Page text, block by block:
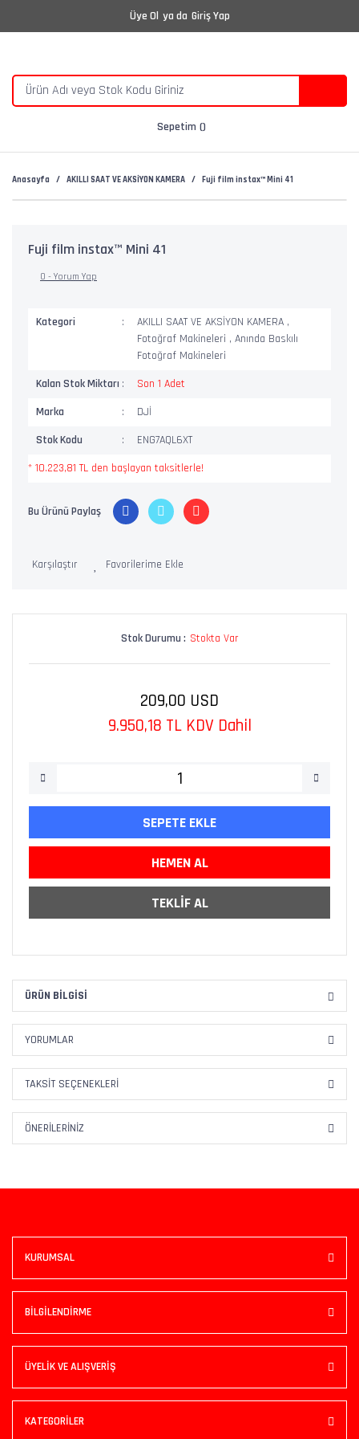
Üye Ol ya da Giriş Yap
Sepetim
Anasayfa AKILLI SAAT VE AKSİYON KAMERA Fuji film instax™ Mini 41
Fuji film instax™ Mini 41
0 - Yorum Yap
Kategori AKILLI SAAT VE AKSİYON KAMERA ,
Fotoğraf Makineleri ,Anında Baskılı
Fotoğraf Makineleri
Kalan Stok Miktarı
Son 1 Adet
Marka
DJİ
Stok Kodu
ENG7AQL6XT
* 10.223,81 TL den başlayan taksitlerle!
Bu Ürünü Paylaş
Karşılaştır
Stok Durumu : Stokta Var
209,00 USD
9.950,18 TL KDV Dahil
SEPETE EKLE
HEMEN AL
TEKLİF AL
ÜRÜN BILGISI
YORUMLAR
TAKSIT SEÇENEKLERI
ÖNERILERINIZ
KURUMSAL
BİLGİLENDİRME
ÜYELİK VE ALIŞVERİŞ
KATEGORİLER